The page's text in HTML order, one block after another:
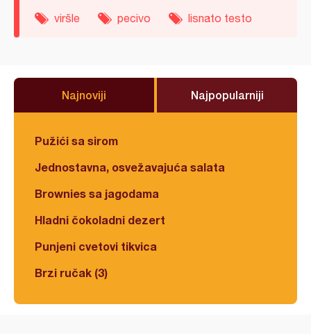
viršle pecivo lisnato testo
Najnoviji Najpopularniji
Pužići sa sirom
Jednostavna, osvežavajuća salata
Brownies sa jagodama
Hladni čokoladni dezert
Punjeni cvetovi tikvica
Brzi ručak (3)